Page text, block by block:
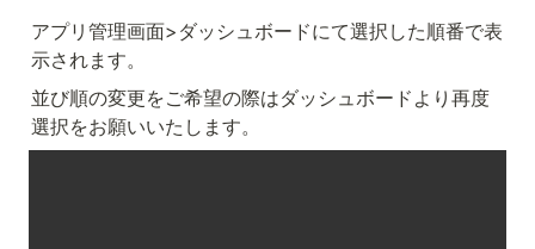
アプリ管理画面>ダッシュボードにて選択した順番で表
示されます。
並び順の変更をご希望の際はダッシュボードより再度
選択をお願いいたします。